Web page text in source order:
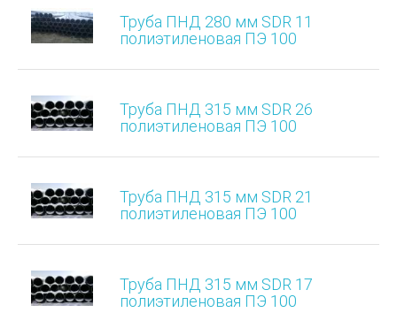
Труба ПНД 280 мм SDR 11
полиэтиленовая ПЭ 100
Труба ПНД 315 мм SDR 26
полиэтиленовая ПЭ 100
Труба ПНД 315 мм SDR 21
полиэтиленовая ПЭ 100
Труба ПНД 315 мм SDR 17
полиэтиленовая ПЭ 100